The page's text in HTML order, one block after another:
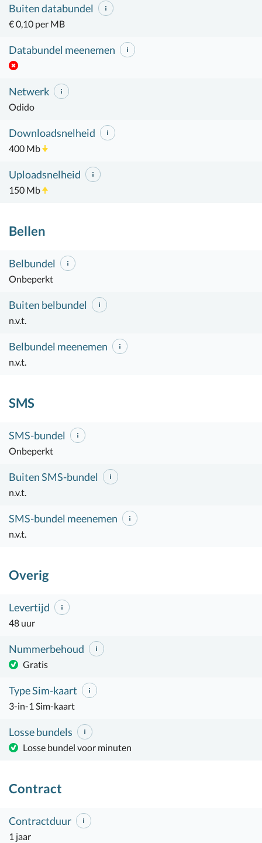
Buiten databundel
€ 0,10 per MB
Databundel meenemen
Netwerk
Odido
Downloadsnelheid
400 Mb
Uploadsnelheid
150 Mb
Bellen
Belbundel
Onbeperkt
Buiten belbundel
n.v.t.
Belbundel meenemen
n.v.t.
SMS
SMS-bundel
Onbeperkt
Buiten SMS-bundel
n.v.t.
SMS-bundel meenemen
n.v.t.
Overig
Levertijd
48 uur
Nummerbehoud
Gratis
Type Sim-kaart
3-in-1 Sim-kaart
Losse bundels
Losse bundel voor minuten
Contract
Contractduur
1 jaar